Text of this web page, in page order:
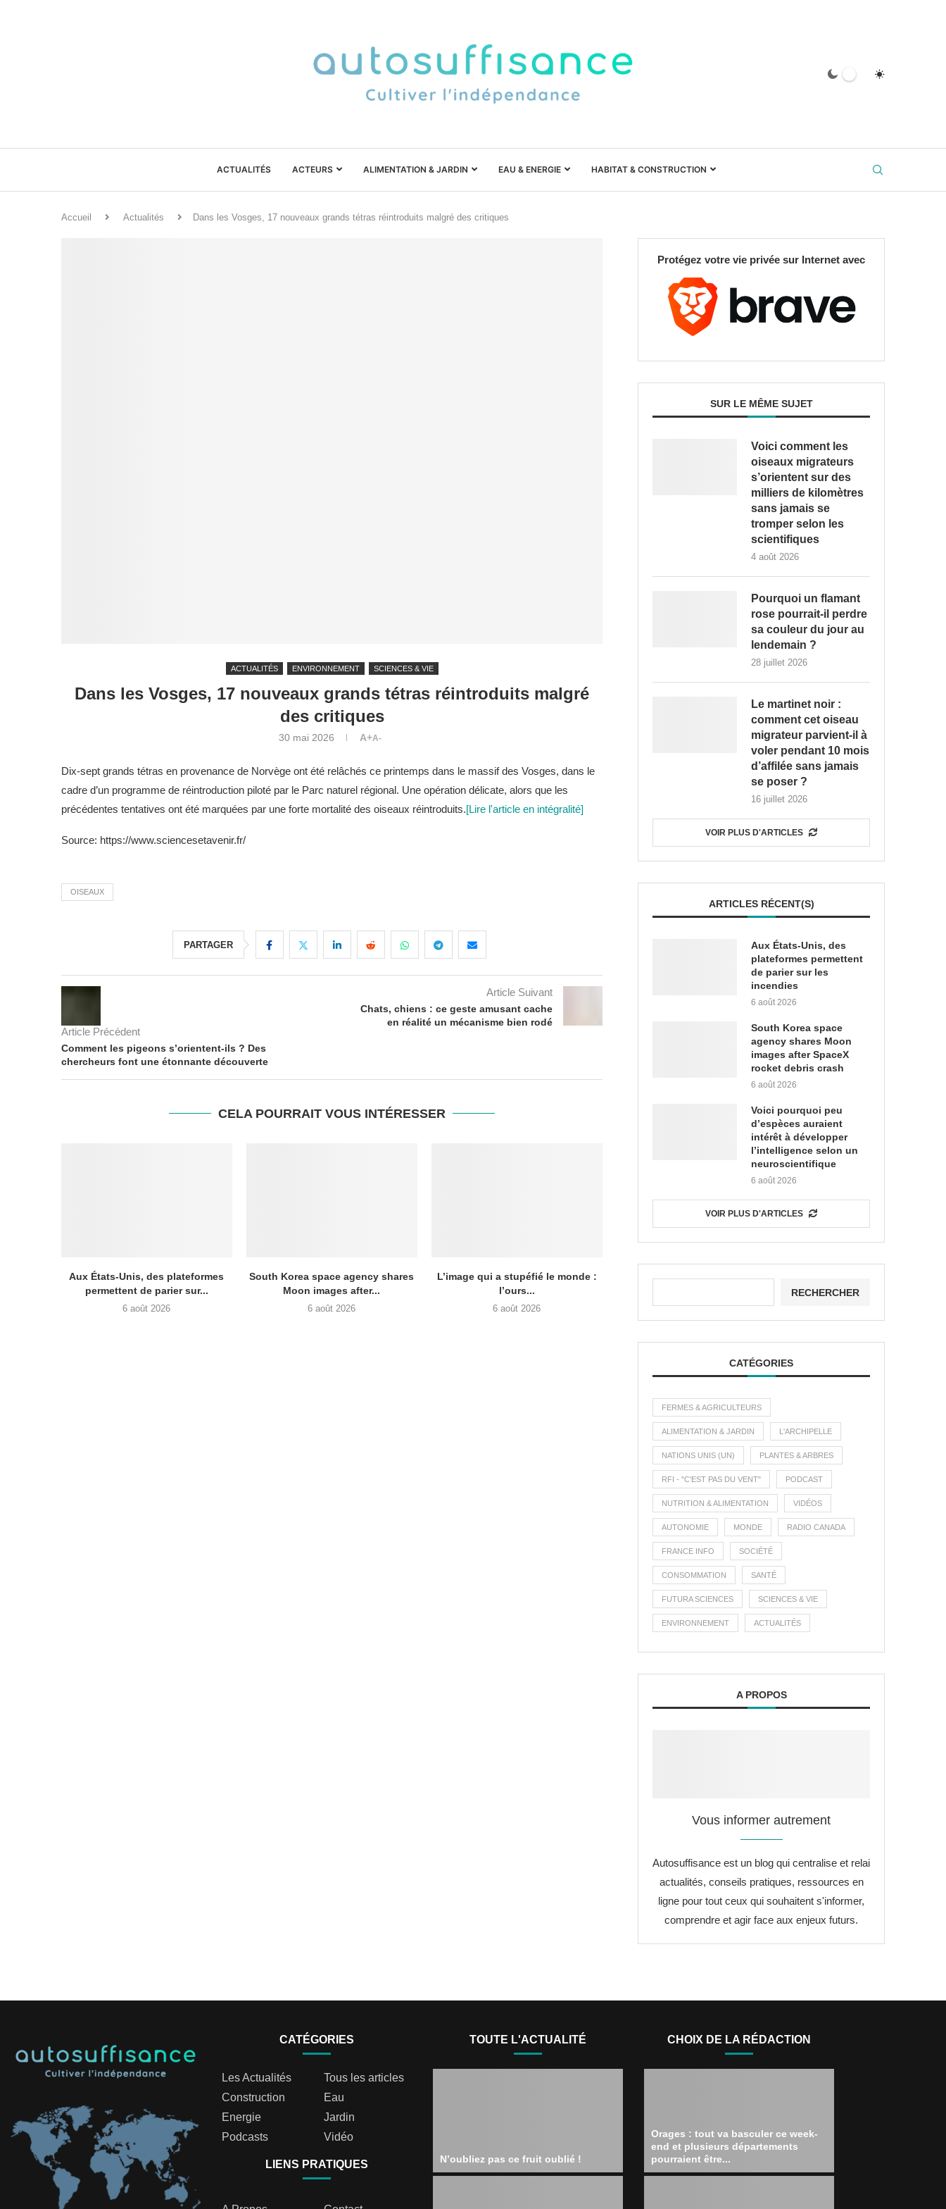
ACTUALITÉS ACTEURS ALIMENTATION & JARDIN EAU & ENERGIE HABITAT & CONSTRUCTION
Accueil Actualités Dans les Vosges, 17 nouveaux grands tétras réintroduits malgré des critiques
ACTUALITÉS ENVIRONNEMENT SCIENCES & VIE
Dans les Vosges, 17 nouveaux grands tétras réintroduits malgré
des critiques
30 mai 2026 A+A-
Dix-sept grands tétras en provenance de Norvège ont été relâchés ce printemps dans le massif des Vosges, dans le
cadre d’un programme de réintroduction piloté par le Parc naturel régional. Une opération délicate, alors que les
précédentes tentatives ont été marquées par une forte mortalité des oiseaux réintroduits.[Lire l'article en intégralité]
Source: https://www.sciencesetavenir.fr/
OISEAUX
PARTAGER
Article Précédent
Comment les pigeons s’orientent-ils ? Des
chercheurs font une étonnante découverte
Article Suivant
Chats, chiens : ce geste amusant cache
en réalité un mécanisme bien rodé
CELA POURRAIT VOUS INTÉRESSER
Aux États-Unis, des plateformes
permettent de parier sur...
6 août 2026
South Korea space agency shares
Moon images after...
6 août 2026
L’image qui a stupéfié le monde :
l’ours...
6 août 2026
Protégez votre vie privée sur Internet avec
SUR LE MÊME SUJET
Voici comment les
oiseaux migrateurs
s’orientent sur des
milliers de kilomètres
sans jamais se
tromper selon les
scientifiques
4 août 2026
Pourquoi un flamant
rose pourrait-il perdre
sa couleur du jour au
lendemain ?
28 juillet 2026
Le martinet noir :
comment cet oiseau
migrateur parvient-il à
voler pendant 10 mois
d’affilée sans jamais
se poser ?
16 juillet 2026
VOIR PLUS D'ARTICLES
ARTICLES RÉCENT(S)
Aux États-Unis, des
plateformes permettent
de parier sur les
incendies
6 août 2026
South Korea space
agency shares Moon
images after SpaceX
rocket debris crash
6 août 2026
Voici pourquoi peu
d’espèces auraient
intérêt à développer
l’intelligence selon un
neuroscientifique
6 août 2026
VOIR PLUS D'ARTICLES
RECHERCHER
CATÉGORIES
FERMES & AGRICULTEURS
ALIMENTATION & JARDIN L'ARCHIPELLE
NATIONS UNIS (UN) PLANTES & ARBRES
RFI - "C'EST PAS DU VENT" PODCAST
NUTRITION & ALIMENTATION VIDÉOS
AUTONOMIE MONDE RADIO CANADA
FRANCE INFO SOCIÉTÉ
CONSOMMATION SANTÉ
FUTURA SCIENCES SCIENCES & VIE
ENVIRONNEMENT ACTUALITÉS
A PROPOS
Vous informer autrement
Autosuffisance est un blog qui centralise et relai
actualités, conseils pratiques, ressources en
ligne pour tout ceux qui souhaitent s'informer,
comprendre et agir face aux enjeux futurs.
CATÉGORIES
Les Actualités
Tous les articles
Construction
Eau
Energie
Jardin
Podcasts
Vidéo
LIENS PRATIQUES
TOUTE L'ACTUALITÉ
N’oubliez pas ce fruit oublié !
CHOIX DE LA RÉDACTION
Orages : tout va basculer ce week-
end et plusieurs départements
pourraient être...